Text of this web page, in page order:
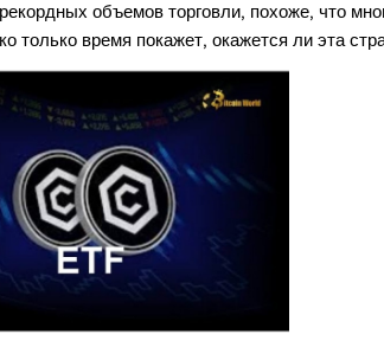
объемов торговли, похоже, что
только время покажет, окажется ли эта